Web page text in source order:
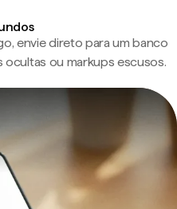
envie direto para um banco
ocultas ou markups escusos.